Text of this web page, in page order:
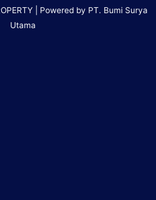
| Powered by PT. Bumi Surya
Utama